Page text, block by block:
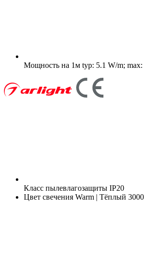
Мощность на 1м typ: 5.1 W/m;
Класс пылевлагозащиты IP20
Цвет свечения Warm | Тёплый